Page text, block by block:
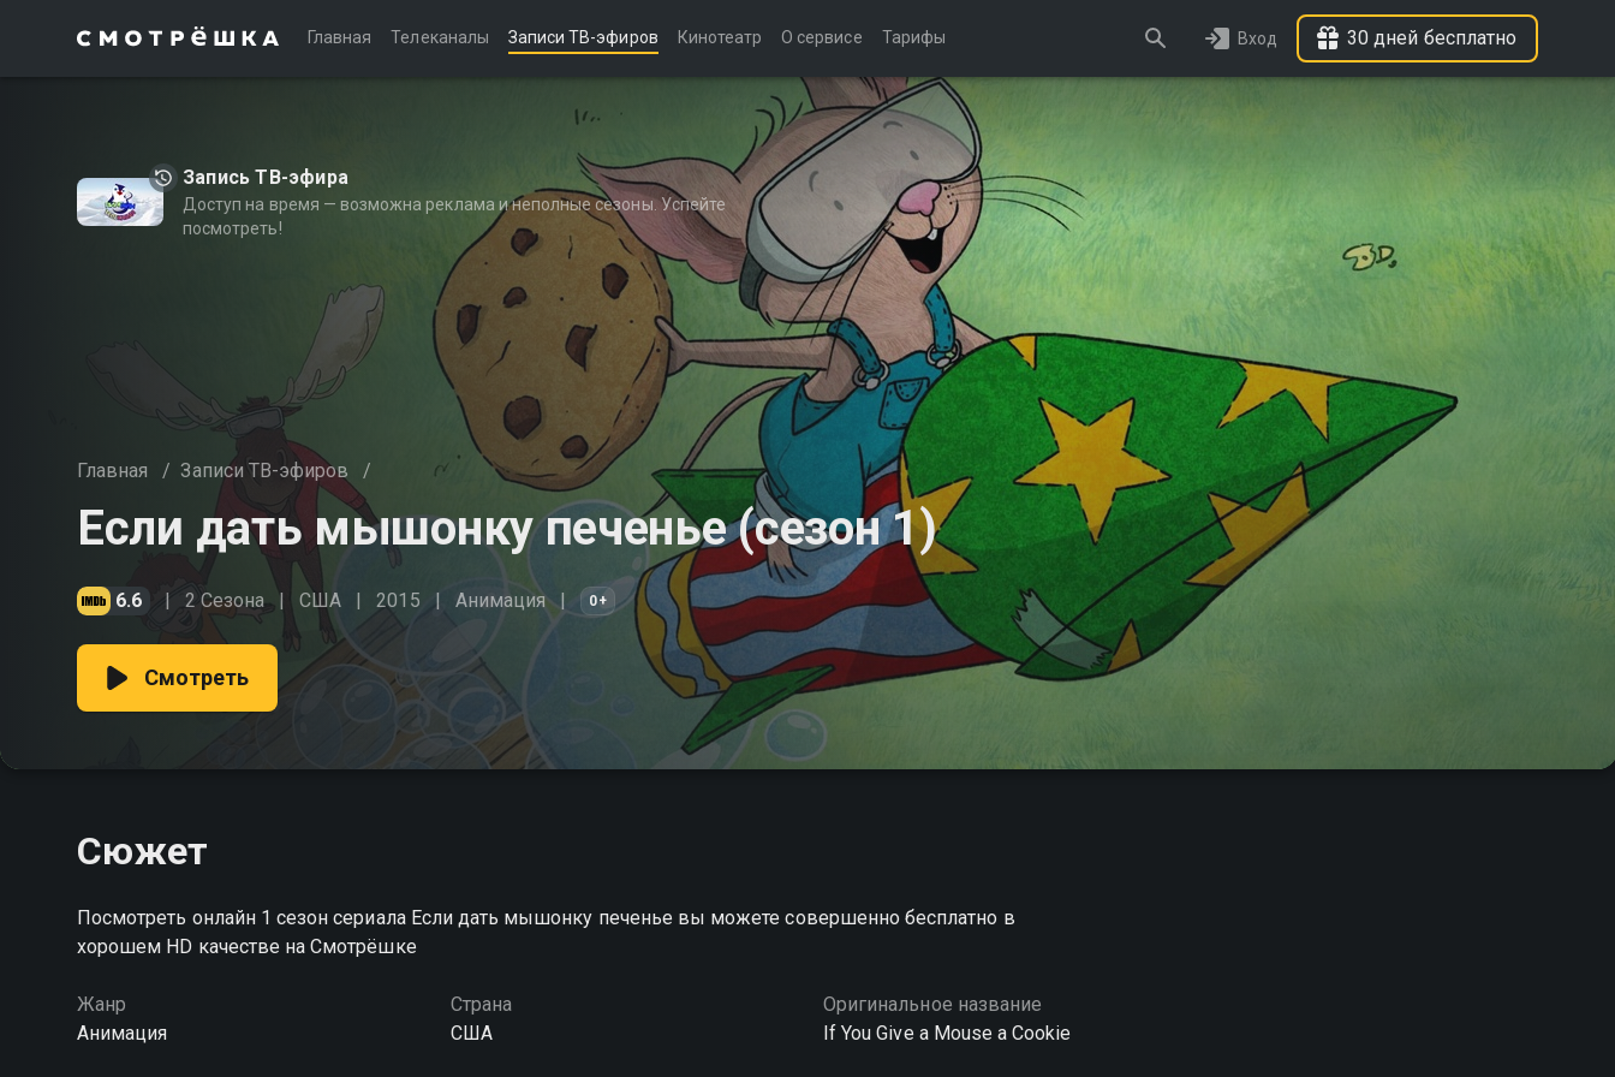
Главная Телеканалы Записи ТВ-эфиров Кинотеатр О сервисе Тарифы Вход 30 дней бесплатно
Запись ТВ-эфира
Доступ на время — возможна реклама и неполные сезоны. Успейте
посмотреть!
Главная / Записи ТВ-эфиров /
Если дать мышонку печенье (сезон 1)
6.6 2 Сезона США 2015 Анимация 0+
Смотреть
Сюжет
Посмотреть онлайн 1 сезон сериала Если дать мышонку печенье вы можете совершенно бесплатно в
хорошем HD качестве на Смотрёшке
Жанр
Анимация
Страна
США
Оригинальное название
If You Give a Mouse a Cookie